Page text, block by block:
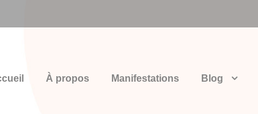
À propos Manifestations Blog